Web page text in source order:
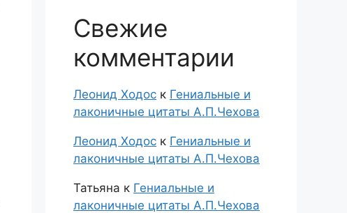
Свежие
комментарии
Леонид Ходос к Гениальные и
лаконичные цитаты А.П.Чехова
Леонид Ходос к Гениальные и
лаконичные цитаты А.П.Чехова
Татьяна к Гениальные и
лаконичные цитаты А.П.Чехова